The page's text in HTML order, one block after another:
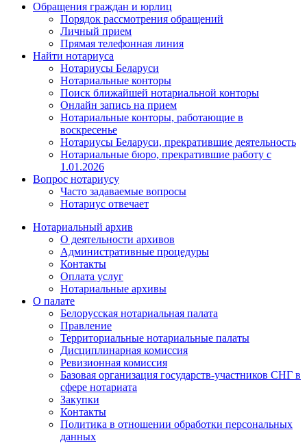
Обращения граждан и юрлиц
Порядок рассмотрения обращений
Личный прием
Прямая телефонная линия
Найти нотариуса
Нотариусы Беларуси
Нотариальные конторы
Поиск ближайшей нотариальной конторы
Онлайн запись на прием
Нотариальные конторы, работающие в
воскресенье
Нотариусы Беларуси, прекратившие деятельность
Нотариальные бюро, прекратившие работу с
1.01.2026
Вопрос нотариусу
Часто задаваемые вопросы
Нотариус отвечает
Нотариальный архив
О деятельности архивов
Административные процедуры
Контакты
Оплата услуг
Нотариальные архивы
О палате
Белорусская нотариальная палата
Правление
Территориальные нотариальные палаты
Дисциплинарная комиссия
Ревизионная комиссия
Базовая организация государств-участников СНГ в
сфере нотариата
Закупки
Контакты
Политика в отношении обработки персональных
данных